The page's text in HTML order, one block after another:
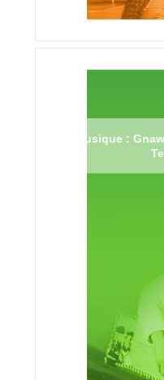
Musique :